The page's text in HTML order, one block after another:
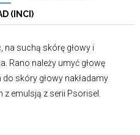
(INCI)
na suchą skórę głowy i
Rano należy umyć głowę
skóry głowy nakładamy
emulsją z serii Psorisel.